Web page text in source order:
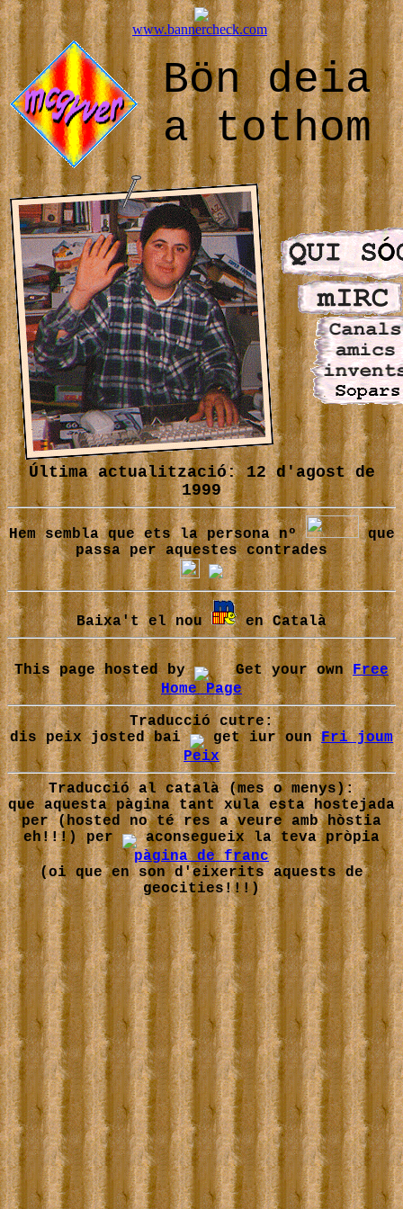
www.bannercheck.com
Bön deia
a tothom
Última actualització: 12 d'agost de
1999
Hem sembla que ets la persona nº
que
passa per aquestes contrades
Baixa't el nou en Català
This page hosted by Get your ownFree
Home Page
Traducció cutre:
dis peix josted bai
get iur ounFri joum
Peix
Traducció al català (mes o menys):
que aquesta pàgina tant xula esta hostejada
per (hosted no té res a veure amb hòstia
eh!!!) per
aconsegueix la teva pròpia
pàgina de franc
(oi que en son d'eixerits aquests de
geocities!!!)